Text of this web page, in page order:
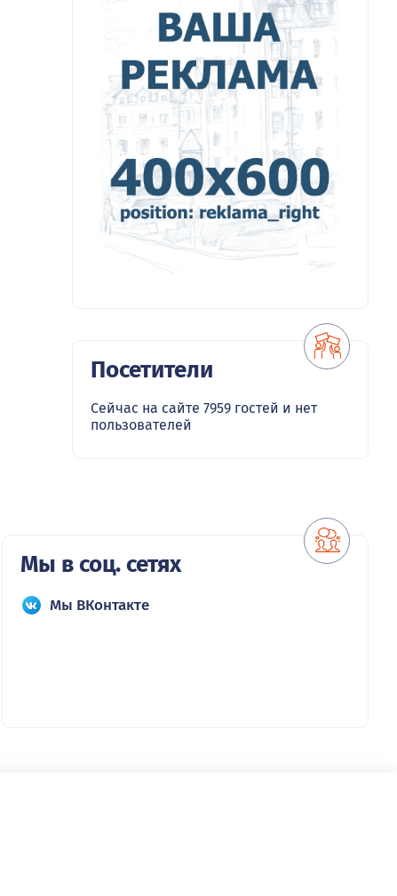
Посетители
Сейчас на сайте 7959 гостей и нет
пользователей
Мы в соц. сетях
Мы ВКонтакте